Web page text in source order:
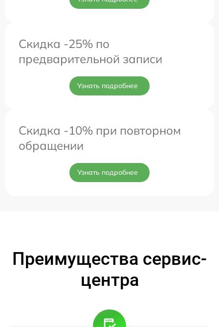
Скидка -25% по
предварительной записи
Узнать подробнее
Скидка -10% при повторном
обращении
Узнать подробнее
Преимущества сервис-
центра